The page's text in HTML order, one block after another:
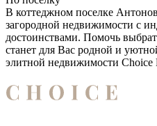
В коттеджном поселке
загородной недвижимости с
достоинствами. Помочь
станет для Вас родной и
элитной недвижимости Choice